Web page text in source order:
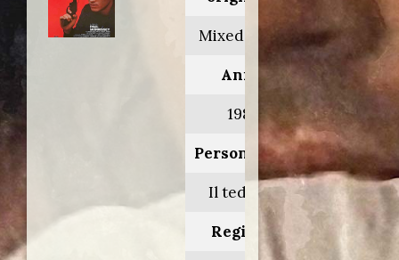
Mixed blood
Anno:
1984
Personaggio:
Il tedesco
Regia di: